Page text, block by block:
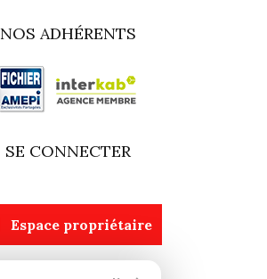
NOS ADHÉRENTS
SE CONNECTER
espace propriétaire